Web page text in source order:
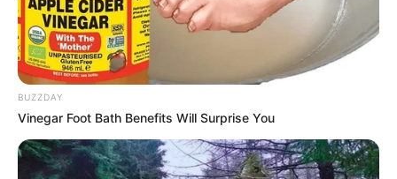
Cortesía
Camioneta atropelló y mató a peatón en la Autopista
Norte de Bogotá
Por:Héctor Santiago Guaman Espinosa
Octubre 15, 2021
BUZZDAY
Vinegar Foot Bath Benefits Will Surprise You